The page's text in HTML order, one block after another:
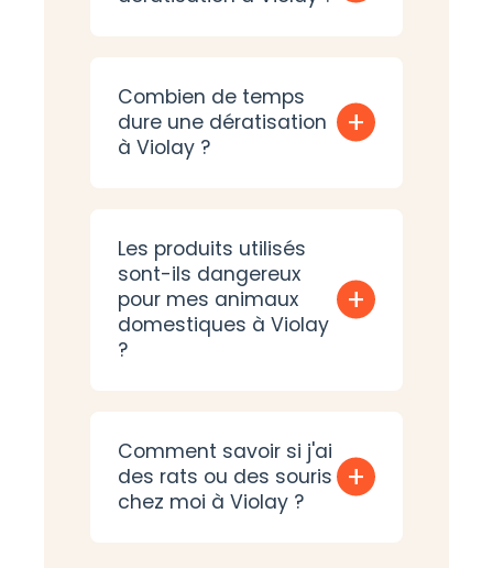
Combien de temps
dure une dératisation
à Violay ?
+
Les produits utilisés
sont-ils dangereux
pour mes animaux
domestiques à Violay
?
+
Comment savoir si j'ai
des rats ou des souris
chez moi à Violay ?
+